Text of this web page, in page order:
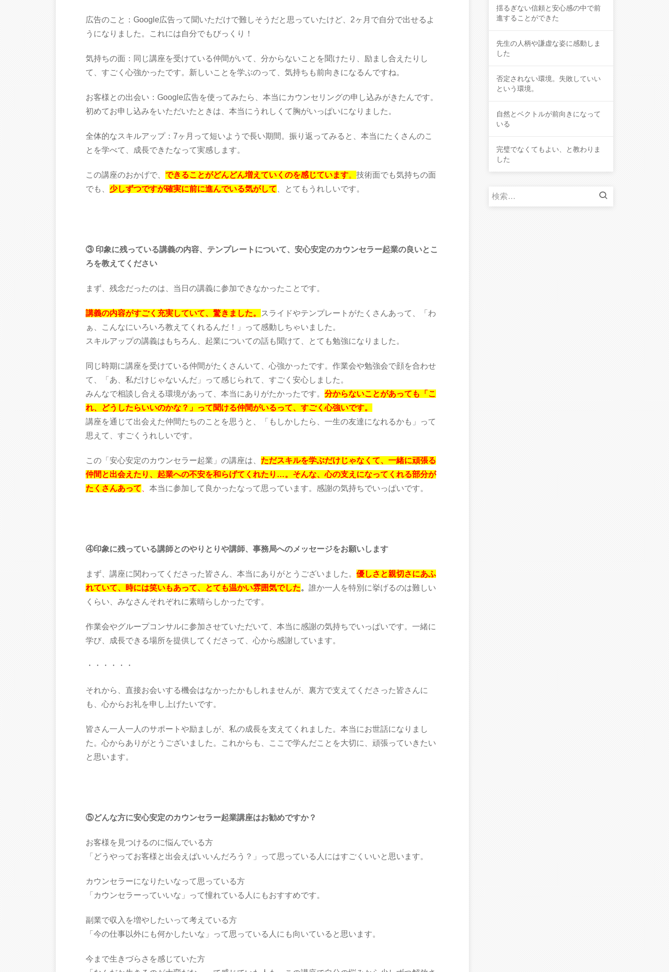
広告のこと：Google広告って聞いただけで難しそうだと思っていたけど、2ヶ月で自分で出せるよ
うになりました。これには自分でもびっくり！
気持ちの面：同じ講座を受けている仲間がいて、分からないことを聞けたり、励まし合えたりし
て、すごく心強かったです。新しいことを学ぶのって、気持ちも前向きになるんですね。
お客様との出会い：Google広告を使ってみたら、本当にカウンセリングの申し込みがきたんです。
初めてお申し込みをいただいたときは、本当にうれしくて胸がいっぱいになりました。
全体的なスキルアップ：7ヶ月って短いようで長い期間。振り返ってみると、本当にたくさんのこ
とを学べて、成長できたなって実感します。
この講座のおかげで、 できることがどんどん増えていくのを感じています。 技術面でも気持ちの面
でも、 少しずつですが確実に前に進んでいる気がして 、とてもうれしいです。
③ 印象に残っている講義の内容、テンプレートについて、安心安定のカウンセラー起業の良いとこ
ろを教えてください
まず、残念だったのは、当日の講義に参加できなかったことです。
講義の内容がすごく充実していて、驚きました。
スライドやテンプレートがたくさんあって、「わ
ぁ、こんなにいろいろ教えてくれるんだ！」って感動しちゃいました。
スキルアップの講義はもちろん、起業についての話も聞けて、とても勉強になりました。
同じ時期に講座を受けている仲間がたくさんいて、心強かったです。作業会や勉強会で顔を合わせ
て、「あ、私だけじゃないんだ」って感じられて、すごく安心しました。
みんなで相談し合える環境があって、本当にありがたかったです。 分からないことがあっても「こ
れ、どうしたらいいのかな？」って聞ける仲間がいるって、すごく心強いです。
講座を通じて出会えた仲間たちのことを思うと、「もしかしたら、一生の友達になれるかも」って
思えて、すごくうれしいです。
この「安心安定のカウンセラー起業」の講座は、 ただスキルを学ぶだけじゃなくて、一緒に頑張る
仲間と出会えたり、起業への不安を和らげてくれたり…。そんな、心の支えになってくれる部分が
たくさんあって
本当に参加して良かったなって思っています。感謝の気持ちでいっぱいです。
④印象に残っている講師とのやりとりや講師、事務局へのメッセージをお願いします
まず、講座に関わってくださった皆さん、本当にありがとうございました。 優しさと親切さにあふ
れていて、時には笑いもあって、とても温かい雰囲気でした。 誰か一人を特別に挙げるのは難しい
くらい、みなさんそれぞれに素晴らしかったです。
作業会やグループコンサルに参加させていただいて、本当に感謝の気持ちでいっぱいです。一緒に
学び、成長できる場所を提供してくださって、心から感謝しています。
・・・・・・
それから、直接お会いする機会はなかったかもしれませんが、裏方で支えてくださった皆さんに
も、心からお礼を申し上げたいです。
皆さん一人一人のサポートや励ましが、私の成長を支えてくれました。本当にお世話になりまし
た。心からありがとうございました。これからも、ここで学んだことを大切に、頑張っていきたい
と思います。
⑤どんな方に安心安定のカウンセラー起業講座はお勧めですか？
お客様を見つけるのに悩んでいる方
「どうやってお客様と出会えばいいんだろう？」って思っている人にはすごくいいと思います。
カウンセラーになりたいなって思っている方
「カウンセラーっていいな」って憧れている人にもおすすめです。
副業で収入を増やしたいって考えている方
「今の仕事以外にも何かしたいな」って思っている人にも向いていると思います。
今まで生きづらさを感じていた方
揺るぎない信頼と安心感の中で前
進することができた
先生の人柄や謙虚な姿に感動しま
した
否定されない環境。失敗していい
という環境。
自然とベクトルが前向きになって
いる
完璧でなくてもよい、と教わりま
した
検
索